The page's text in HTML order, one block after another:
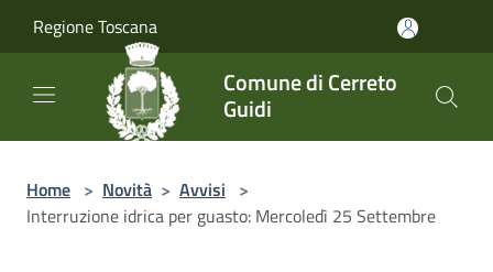
Regione Toscana
Comune di Cerreto
Guidi
Home > Novità > Avvisi >
Interruzione idrica per guasto: Mercoledì 25 Settembre